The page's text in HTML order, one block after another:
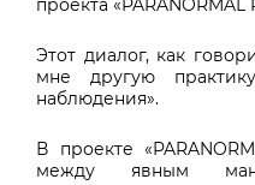
Этот диалог, как
мне другую
наблюдения».
В проекте
между явным